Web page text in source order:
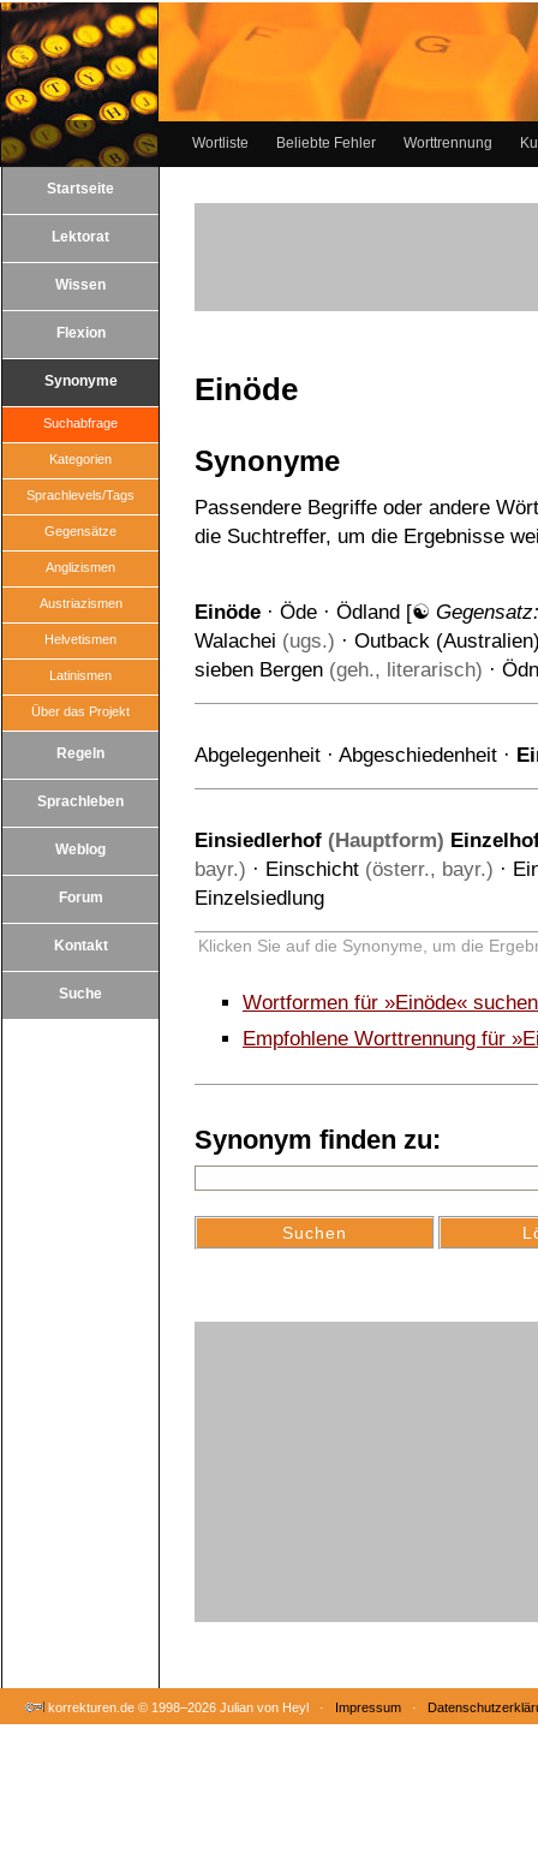
Wortliste Beliebte Fehler Worttrennung
Startseite
Lektorat
Wissen
Flexion
Synonyme
Suchabfrage
Kategorien
Sprachlevels/Tags
Gegensätze
Anglizismen
Austriazismen
Helvetismen
Latinismen
Über das Projekt
Regeln
Sprachleben
Weblog
Forum
Kontakt
Suche
Einöde
Synonyme
Passendere Begriffe oder andere
die Suchtreffer, um die Ergebnisse
Einöde · Öde · Ödland [☯
Walachei (ugs.) · Outback
sieben Bergen (geh., literarisch) ·
Abgelegenheit · Abgeschiedenheit ·
Einsiedlerhof (Hauptform)
bayr.) · Einschicht (österr., bayr.) ·
Einzelsiedlung
Klicken Sie auf die Synonyme, um die
Wortformen für »Einöde« suchen
Empfohlene Worttrennung für
Synonym finden zu:
korrekturen.de © 1998–2026 Julian von Heyl · Impressum ·